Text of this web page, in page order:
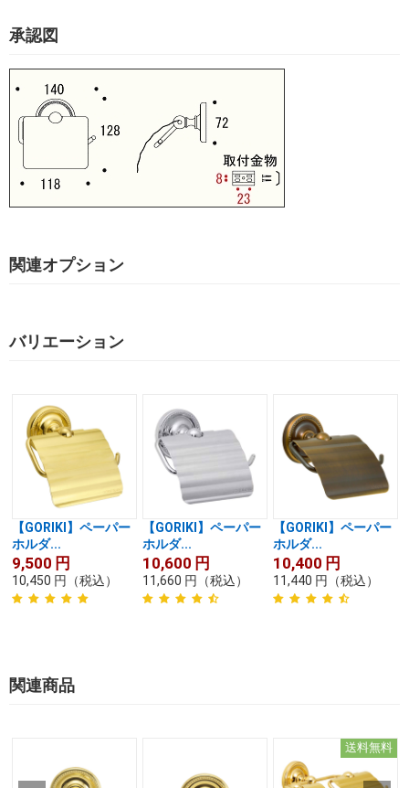
承認図
関連オプション
バリエーション
【GORIKI】ペーパー
ホルダ...
9,500 円
10,450 円 （税込）
【GORIKI】ペーパー
ホルダ...
10,600 円
11,660 円 （税込）
【GORIKI】ペーパー
ホルダ...
10,400 円
11,440 円 （税込）
関連商品
送料無料